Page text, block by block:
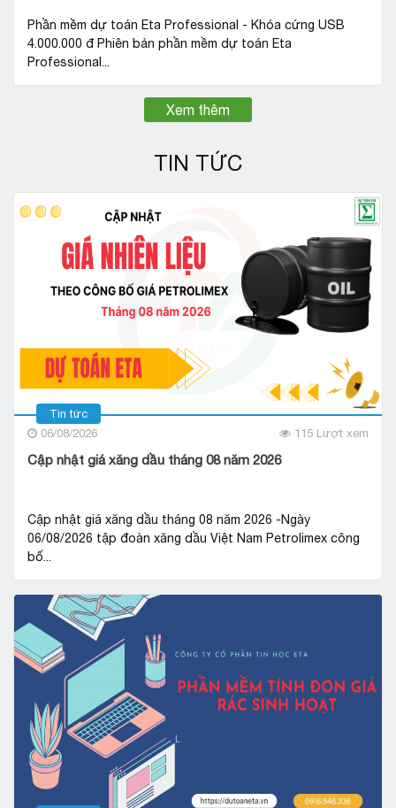
Phần mềm dự toán Eta Professional - Khóa cứng USB
4.000.000 đ Phiên bản phần mềm dự toán Eta
Professional...
Xem thêm
TIN TỨC
Tin tức
06/08/2026
115 Lượt xem
Cập nhật giá xăng dầu tháng 08 năm 2026
Cập nhật giá xăng dầu tháng 08 năm 2026 -Ngày
06/08/2026 tập đoàn xăng dầu Việt Nam Petrolimex công
bố...